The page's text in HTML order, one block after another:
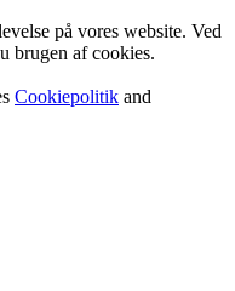
på vores website. Ved
brugen af cookies.
Cookiepolitik and